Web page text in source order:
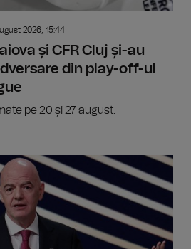
2026, 15:44
și CFR Cluj și-au
din play-off-ul
pe 20 și 27 august.